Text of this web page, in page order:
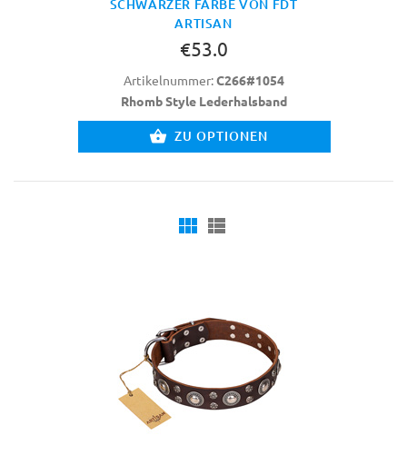
SCHWARZER FARBE VON FDT
ARTISAN
€53.0
Artikelnummer:C266#1054
Rhomb Style Lederhalsband
ZU OPTIONEN